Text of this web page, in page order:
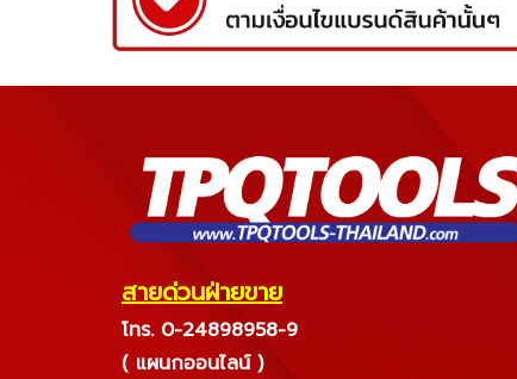
สายด่วนฝ่ายขาย
โทร. 0-24898958-9
( แผนกออนไลน์ )